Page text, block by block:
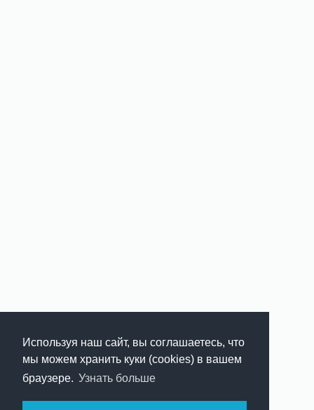
Используя наш сайт, вы соглашаетесь, что
мы можем хранить куки (cookies) в вашем
браузере. Узнать больше